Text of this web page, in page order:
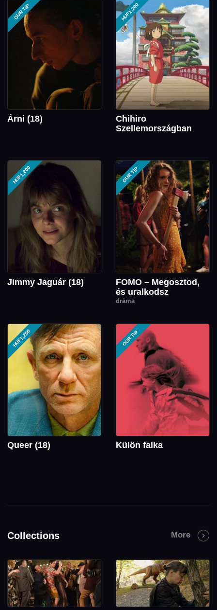
OUR TIP
Árni (18)
HUF1,200
Chihiro
Szellemországban
HUF1,200
Jimmy Jaguár (18)
OUR TIP
FOMO – Megosztod,
és uralkodsz
dráma
HUF1,200
Queer (18)
OUR TIP
Külön falka
Collections More